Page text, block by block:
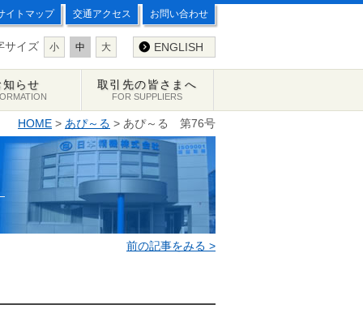
イトマップ 交通アクセス お問い合わせ
サイズ 小 中 大 ENGLISH
知らせ 取引先の皆さまへ
FOR SUPPLIERS
HOME > あぴ～る > あぴ～る 第76号
前の記事をみる >